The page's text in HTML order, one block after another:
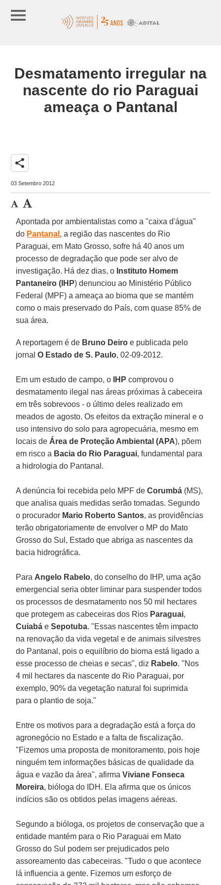
Desmatamento irregular na
nascente do rio Paraguai
ameaça o Pantanal
share
03 Setembro 2012
Apontada por ambientalistas como a "caixa d'água"
do Pantanal , a região das nascentes do Rio
Paraguai, em Mato Grosso, sofre há 40 anos um
processo de degradação que pode ser alvo de
investigação. Há dez dias, o Instituto Homem
Pantaneiro (IHP) denunciou ao Ministério Público
Federal (MPF) a ameaça ao bioma que se mantém
como o mais preservado do País, com quase 85% de
sua área.
A reportagem é de Bruno Deiro e publicada pelo
jornalO Estado de S. Paulo, 02-09-2012.
Em um estudo de campo, o IHPcomprovou o
desmatamento ilegal nas áreas próximas à cabeceira
em três sobrevoos - o último deles realizado em
meados de agosto. Os efeitos da extração mineral e o
uso intensivo do solo para agropecuária, mesmo em
locais de Área de Proteção Ambiental (APA), põem
em risco a Bacia do Rio Paraguai, fundamental para
a hidrologia do Pantanal.
A denúncia foi recebida pelo MPF deCorumbá (MS),
que analisa quais medidas serão tomadas. Segundo
o procurador Mario Roberto Santos, as providências
terão obrigatoriamente de envolver o MP do Mato
Grosso do Sul, Estado que abriga as nascentes da
bacia hidrográfica.
Para Angelo Rabelo, do conselho do IHP, uma ação
emergencial seria obter liminar para suspender todos
os processos de desmatamento nos 50 mil hectares
que protegem as cabeceiras dos Rios Paraguai,
CuiabáeSepotuba. "Essas nascentes têm impacto
na renovação da vida vegetal e de animais silvestres
do Pantanal, pois o equilíbrio do bioma está ligado a
esse processo de cheias e secas", diz Rabelo. "Nos
4 mil hectares da nascente do Rio Paraguai, por
exemplo, 90% da vegetação natural foi suprimida
para o plantio de soja."
Entre os motivos para a degradação está a força do
agronegócio no Estado e a falta de fiscalização.
"Fizemos uma proposta de monitoramento, pois hoje
ninguém tem informações básicas de qualidade da
água e vazão da área", afirmaViviane Fonseca
Moreira, bióloga do IDH. Ela afirma que os únicos
indícios são os obtidos pelas imagens aéreas.
Segundo a bióloga, os projetos de conservação que a
entidade mantém para o Rio Paraguai em Mato
Grosso do Sul podem ser prejudicados pelo
assoreamento das cabeceiras. "Tudo o que acontece
lá influencia a gente. Fizemos um esforço de